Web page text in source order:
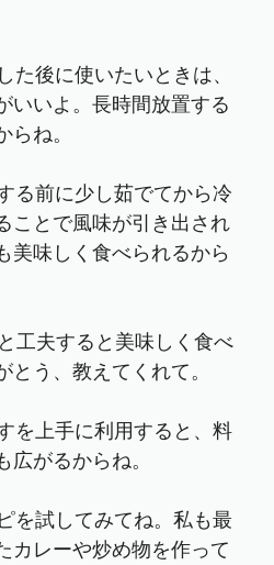
た後に使いたいときは、
いいよ。長時間放置する
ね。
る前に少し茹でてから冷
ことで風味が引き出され
美味しく食べられるから
工夫すると美味しく食べ
う、教えてくれて。
を上手に利用すると、料
がるからね。
を試してみてね。私も最
カレーや炒め物を作って